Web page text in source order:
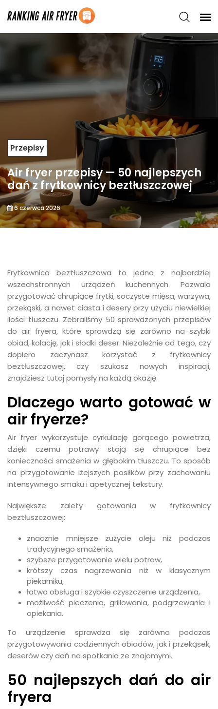
Przepisy
Air fryer przepisy — 50 najlepszych
dań z frytkownicy beztłuszczowej
6 czerwca 2026
Frytkownica beztłuszczowa to jedno z najbardziej
wszechstronnych urządzeń kuchennych. Pozwala
przygotować chrupiące frytki, soczyste mięsa, warzywa,
przekąski, a nawet ciasta i desery przy użyciu niewielkiej
ilości tłuszczu. Zebraliśmy 50 sprawdzonych przepisów
do air fryera, które sprawdzą się zarówno na szybki
obiad, kolację, jak i słodki deser. Niezależnie od tego, czy
dopiero zaczynasz korzystać z frytkownicy
beztłuszczowej, czy szukasz nowych inspiracji,
znajdziesz tutaj pomysły na każdą okazję.
Dlaczego warto gotować w
air fryerze?
Air fryer wykorzystuje cyrkulację gorącego powietrza,
dzięki czemu potrawy stają się chrupiące bez
konieczności smażenia w głębokim tłuszczu. To sposób
na przygotowanie lżejszych posiłków przy zachowaniu
intensywnego smaku i apetycznej tekstury.
Największe zalety gotowania w frytkownicy
beztłuszczowej:
znacznie mniejsze zużycie oleju niż podczas
tradycyjnego smażenia,
szybsze przygotowanie wielu potraw,
krótszy czas nagrzewania niż w klasycznym
piekarniku,
łatwa obsługa i szybkie czyszczenie urządzenia,
możliwość pieczenia, grillowania, podgrzewania i
opiekania.
To urządzenie sprawdza się zarówno podczas
przygotowywania codziennych obiadów, jak i przekąsek,
deserów czy dań na spotkania ze znajomymi.
50 najlepszych dań do air
fryera